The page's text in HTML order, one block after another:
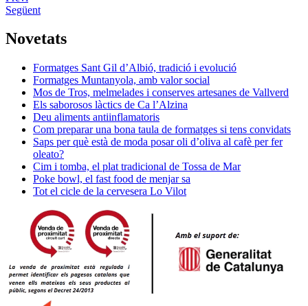
Següent
Novetats
Formatges Sant Gil d’Albió, tradició i evolució
Formatges Muntanyola, amb valor social
Mos de Tros, melmelades i conserves artesanes de Vallverd
Els saborosos làctics de Ca l’Alzina
Deu aliments antiinflamatoris
Com preparar una bona taula de formatges si tens convidats
Saps per què està de moda posar oli d’oliva al cafè per fer
oleato?
Cim i tomba, el plat tradicional de Tossa de Mar
Poke bowl, el fast food de menjar sa
Tot el cicle de la cervesera Lo Vilot